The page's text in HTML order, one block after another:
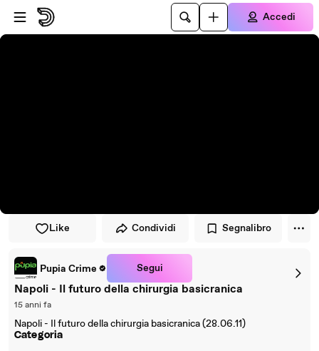
Vai al lettore
Passa al contenuto principale
Accedi
Like Condividi Segnalibro
Pupia Crime Segui
Napoli - Il futuro della chirurgia basicranica
15 anni fa
Napoli - Il futuro della chirurgia basicranica (28.06.11)
Categoria